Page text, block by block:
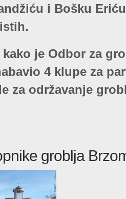
i Bošku
je Odbor za
4 klupe za
za održavanje
groblja